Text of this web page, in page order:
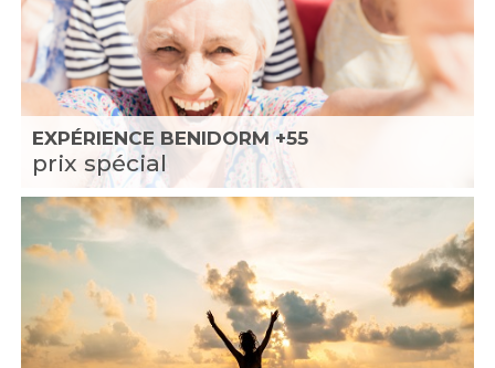
EXPÉRIENCE BENIDORM +55
prix spécial